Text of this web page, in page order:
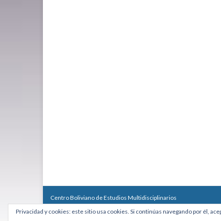
Centro Boliviano de Estudios Multidisciplinarios
Calle Macario Pinilla # 2588 esq. Av. Arce, Edificio Arcadia,
Teléfono: +591 2431818 - Celular: +591 73027636
Privacidad y cookies: este sitio usa cookies. Si continúas navegando por él,